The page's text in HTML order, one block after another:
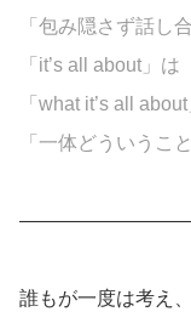
「包み隠さず話し
「it’s all about」
「what it’s all
「一体どういうこ
誰もが一度は考え